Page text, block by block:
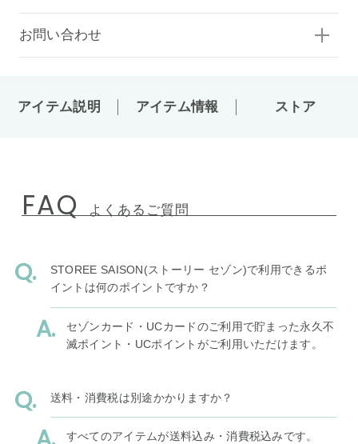
お問い合わせ
アイテム説明 アイテム情報 ストア
FAQ よくあるご質問
STOREE SAISON(ストーリー セゾン)で利用できるポ
イントは何のポイントですか？
セゾンカード・UCカードのご利用で貯まった永久不
滅ポイント・UCポイントがご利用いただけます。
送料・消費税は別途かかりますか？
すべてのアイテムが送料込み・消費税込みです。